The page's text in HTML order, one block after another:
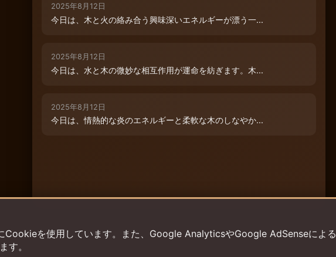
2025年8月12日
今日は、木と火の絡み合う興味深いエネルギーが漂う一...
2025年8月12日
今日は、水と木の微妙な相互作用が運命を紡ぎます。木...
2025年8月12日
今日は、情熱的な炎のエネルギーと柔軟な木のしなやか...
Cookieを使用しています。また、Google AnalyticsやGoogle AdSenseによる
す。